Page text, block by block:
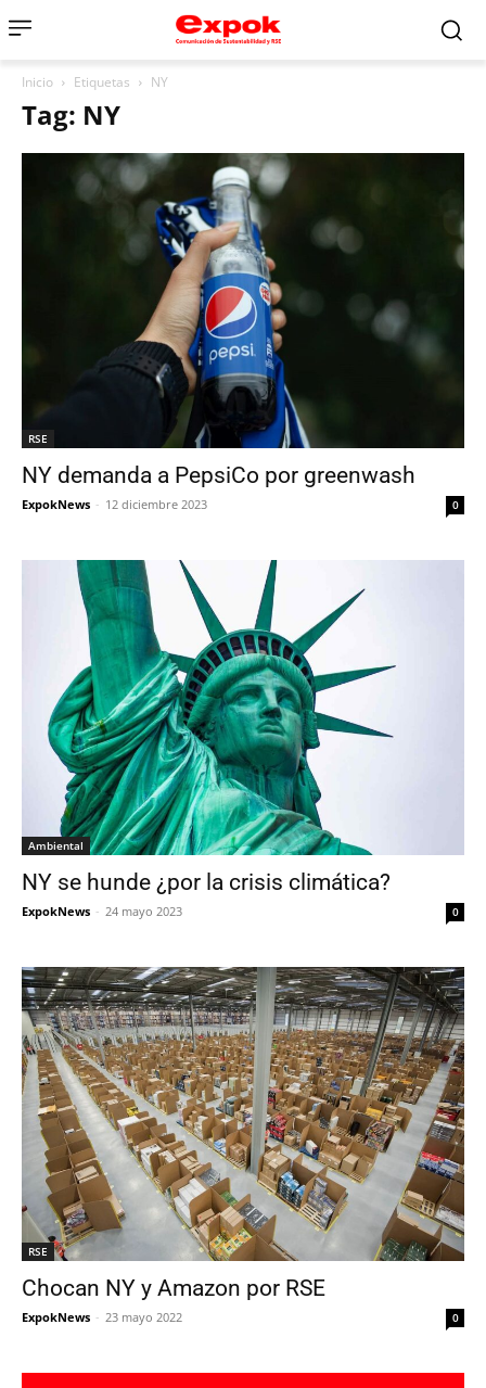
Inicio Etiquetas NY
Tag: NY
RSE
NY demanda a PepsiCo por greenwash
ExpokNews - 12 diciembre 2023 0
Ambiental
NY se hunde ¿por la crisis climática?
ExpokNews - 24 mayo 2023 0
RSE
Chocan NY y Amazon por RSE
ExpokNews - 23 mayo 2022 0